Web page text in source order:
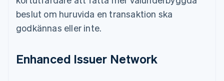
beslut om huruvida en transaktion ska
godkännas eller inte.
Enhanced Issuer Network